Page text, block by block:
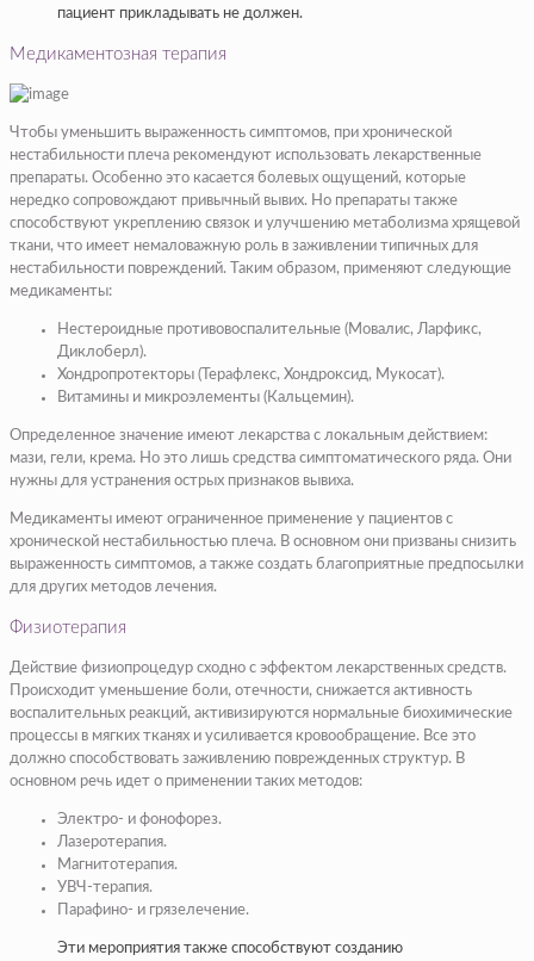
пациент прикладывать не должен.
Медикаментозная терапия
Чтобы уменьшить выраженность симптомов, при хронической
нестабильности плеча рекомендуют использовать лекарственные
препараты. Особенно это касается болевых ощущений, которые
нередко сопровождают привычный вывих. Но препараты также
способствуют укреплению связок и улучшению метаболизма хрящевой
ткани, что имеет немаловажную роль в заживлении типичных для
нестабильности повреждений. Таким образом, применяют следующие
медикаменты:
Нестероидные противовоспалительные (Мовалис, Ларфикс,
Диклоберл).
Хондропротекторы (Терафлекс, Хондроксид, Мукосат).
Витамины и микроэлементы (Кальцемин).
Определенное значение имеют лекарства с локальным действием:
мази, гели, крема. Но это лишь средства симптоматического ряда. Они
нужны для устранения острых признаков вывиха.
Медикаменты имеют ограниченное применение у пациентов с
хронической нестабильностью плеча. В основном они призваны снизить
выраженность симптомов, а также создать благоприятные предпосылки
для других методов лечения.
Физиотерапия
Действие физиопроцедур сходно с эффектом лекарственных средств.
Происходит уменьшение боли, отечности, снижается активность
воспалительных реакций, активизируются нормальные биохимические
процессы в мягких тканях и усиливается кровообращение. Все это
должно способствовать заживлению поврежденных структур. В
основном речь идет о применении таких методов:
Электро- и фонофорез.
Лазеротерапия.
Магнитотерапия.
УВЧ-терапия.
Парафино- и грязелечение.
Эти мероприятия также способствуют созданию